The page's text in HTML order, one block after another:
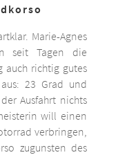
Marie-Agnes
seit Tagen die
auch richtig gutes
23 Grad und
Ausfahrt nichts
will einen
verbringen,
zugunsten des